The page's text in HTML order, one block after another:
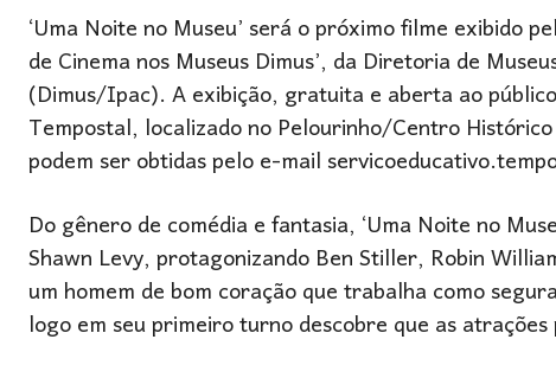
‘Uma Noite no Museu’ será o próximo filme exibido
de Cinema nos Museus Dimus’, da Diretoria de
(Dimus/Ipac). A exibição, gratuita e aberta ao
Tempostal, localizado no Pelourinho/Centro
podem ser obtidas pelo e-mail
Do gênero de comédia e fantasia, ‘Uma Noite no
Shawn Levy, protagonizando Ben Stiller, Robin
um homem de bom coração que trabalha como
logo em seu primeiro turno descobre que as